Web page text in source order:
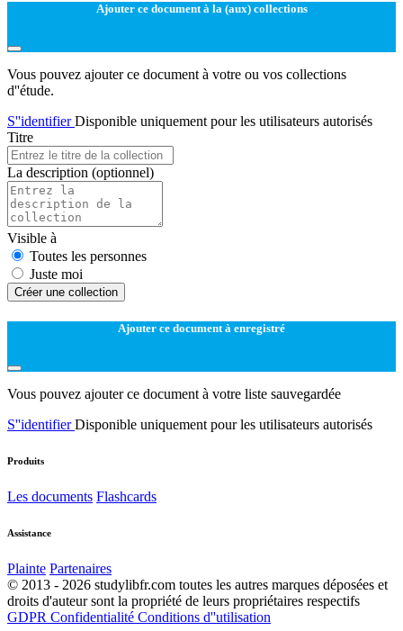
Ajouter ce document à la (aux) collections
Vous pouvez ajouter ce document à votre ou vos collections
d''étude.
S''identifierDisponible uniquement pour les utilisateurs autorisés
Titre
La description (optionnel)
Visible à
Toutes les personnes
Juste moi
Créer une collection
Ajouter ce document à enregistré
Vous pouvez ajouter ce document à votre liste sauvegardée
S''identifierDisponible uniquement pour les utilisateurs autorisés
Produits
Les documents Flashcards
Assistance
Plainte Partenaires
© 2013 - 2026 studylibfr.com toutes les autres marques déposées et
droits d'auteur sont la propriété de leurs propriétaires respectifs
GDPR Confidentialité Conditions d''utilisation